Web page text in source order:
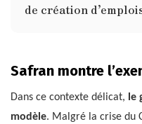
de création
Safran montre
Dans ce contexte délicat, le
modèle. Malgré la crise du